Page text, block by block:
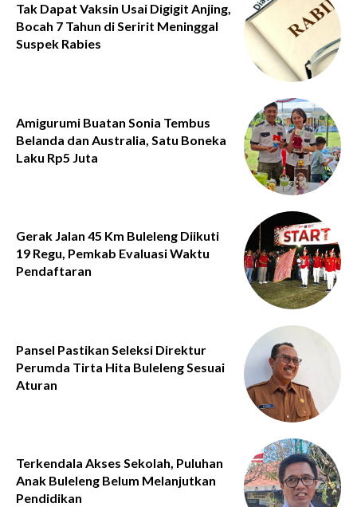
Tak Dapat Vaksin Usai Digigit Anjing,
Bocah 7 Tahun di Seririt Meninggal
Suspek Rabies
Amigurumi Buatan Sonia Tembus
Belanda dan Australia, Satu Boneka
Laku Rp5 Juta
Gerak Jalan 45 Km Buleleng Diikuti
19 Regu, Pemkab Evaluasi Waktu
Pendaftaran
Pansel Pastikan Seleksi Direktur
Perumda Tirta Hita Buleleng Sesuai
Aturan
Terkendala Akses Sekolah, Puluhan
Anak Buleleng Belum Melanjutkan
Pendidikan